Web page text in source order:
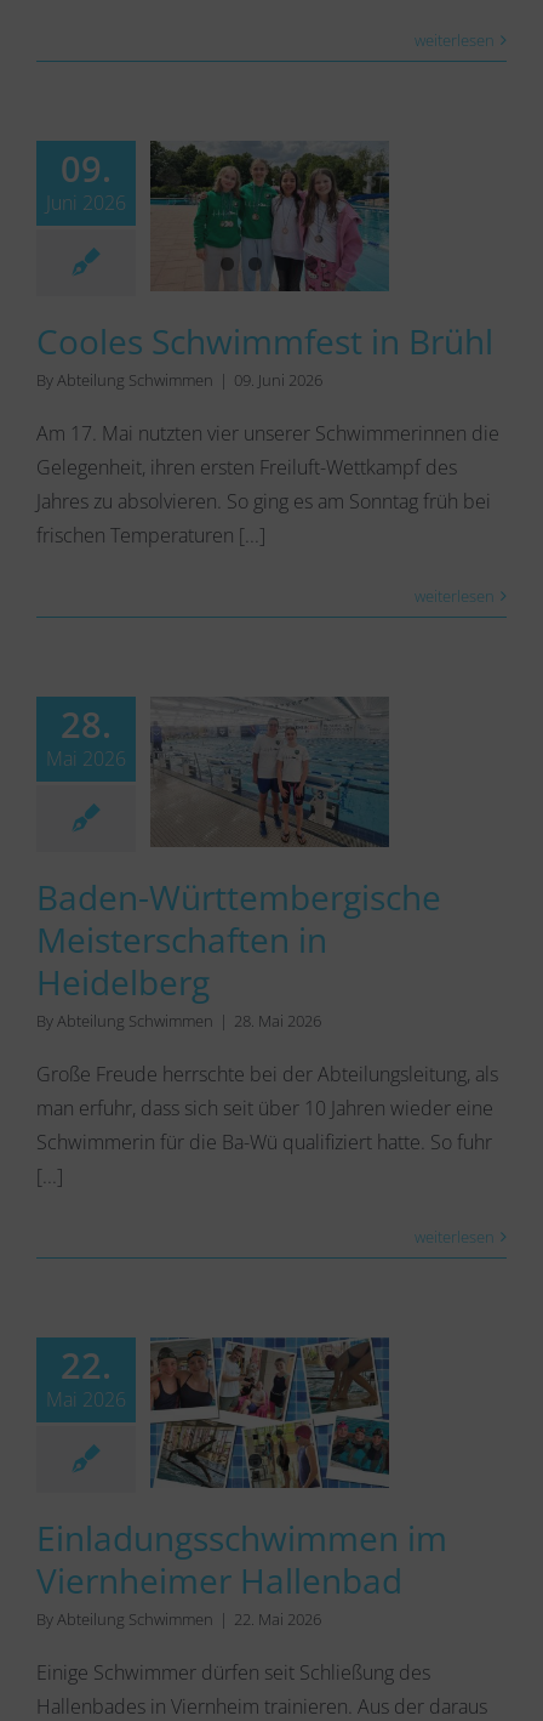
weiterlesen
09.
Juni 2026
Cooles Schwimmfest in Brühl
ByAbteilung Schwimmen | 09. Juni 2026
Am 17. Mai nutzten vier unserer Schwimmerinnen die
Gelegenheit, ihren ersten Freiluft-Wettkampf des
Jahres zu absolvieren. So ging es am Sonntag früh bei
frischen Temperaturen [...]
weiterlesen
28.
Mai 2026
Baden-Württembergische
Meisterschaften in
Heidelberg
ByAbteilung Schwimmen | 28. Mai 2026
Große Freude herrschte bei der Abteilungsleitung, als
man erfuhr, dass sich seit über 10 Jahren wieder eine
Schwimmerin für die Ba-Wü qualifiziert hatte. So fuhr
[...]
weiterlesen
22.
Mai 2026
Einladungsschwimmen im
Viernheimer Hallenbad
ByAbteilung Schwimmen | 22. Mai 2026
Einige Schwimmer dürfen seit Schließung des
Hallenbades in Viernheim trainieren. Aus der daraus